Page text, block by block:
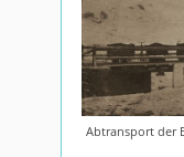
Abtransport der